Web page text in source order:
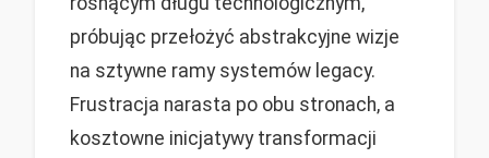
próbując przełożyć abstrakcyjne wizje
na sztywne ramy systemów legacy.
Frustracja narasta po obu stronach, a
kosztowne inicjatywy transformacji